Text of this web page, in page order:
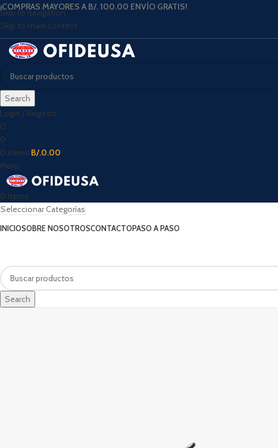
Skip to navigation
Skip to main content
¡COMPRAS MAYORES A B/. 100.00 ENVÍO GRATIS!
Search
Login / Registro
0
0
0 items B/.0.00
Menú
0 items
Seleccionar Categorías
INICIOSOBRE NOSOTROSCONTACTOPASO A PASO
Search